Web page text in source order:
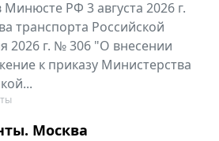
РФ 3 августа 2026 г.
транспорта Российской
2026 г. № 306 "О внесении
к приказу Министерства
Москва